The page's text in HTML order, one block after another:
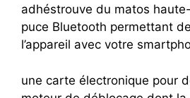
adhéstrouve du matos
puce Bluetooth permettant
l’appareil avec votre
une carte électronique pour